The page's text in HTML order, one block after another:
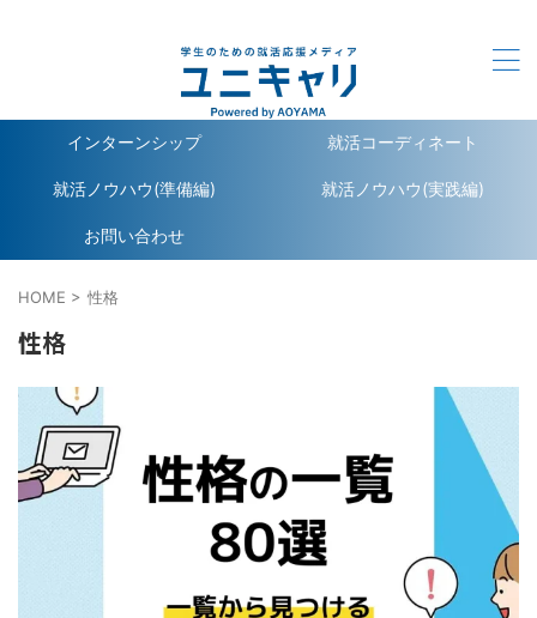
インターンシップ 就活コーディネート
就活ノウハウ(準備編) 就活ノウハウ(実践編)
お問い合わせ
HOME > 性格
性格